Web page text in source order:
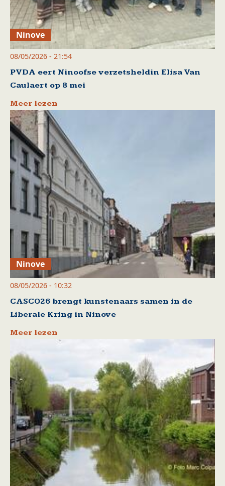
Ninove
08/05/2026 - 21:54
PVDA eert Ninoofse verzetsheldin Elisa Van
Caulaert op 8 mei
Meer lezen
Ninove
08/05/2026 - 10:32
CASCO26 brengt kunstenaars samen in de
Liberale Kring in Ninove
Meer lezen